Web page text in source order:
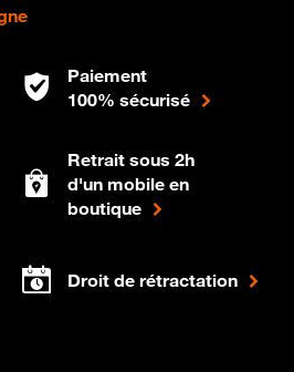
Paiement
100% sécurisé
Retrait sous 2h
d'un mobile en
boutique
Droit de rétractation